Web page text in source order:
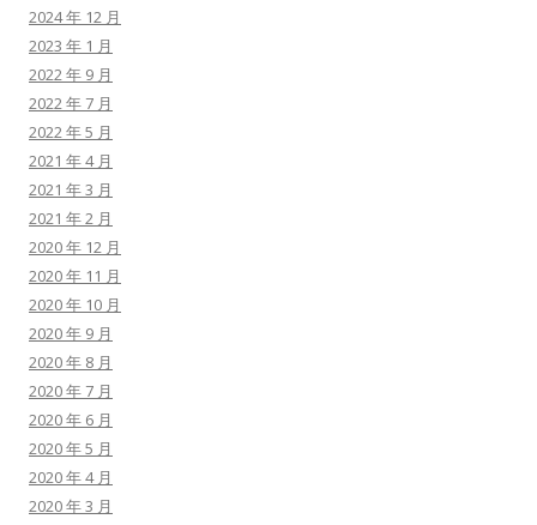
2024 年 12 月
2023 年 1 月
2022 年 9 月
2022 年 7 月
2022 年 5 月
2021 年 4 月
2021 年 3 月
2021 年 2 月
2020 年 12 月
2020 年 11 月
2020 年 10 月
2020 年 9 月
2020 年 8 月
2020 年 7 月
2020 年 6 月
2020 年 5 月
2020 年 4 月
2020 年 3 月